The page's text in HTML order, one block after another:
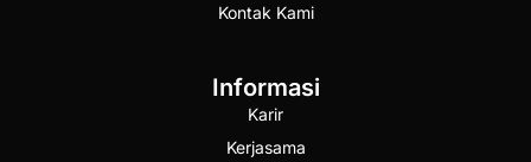
Kontak Kami
Informasi
Karir
Kerjasama